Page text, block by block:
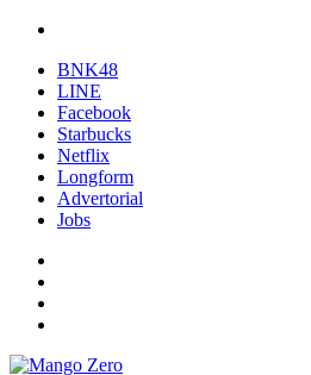
BNK48
LINE
Facebook
Starbucks
Netflix
Longform
Advertorial
Jobs